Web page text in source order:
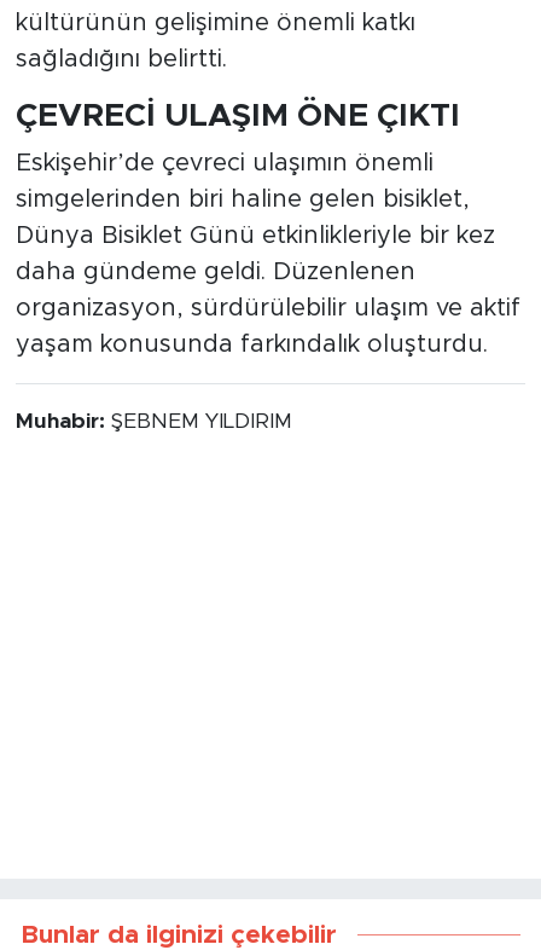
kültürünün gelişimine önemli katkı
sağladığını belirtti.
ÇEVRECİ ULAŞIM ÖNE ÇIKTI
Eskişehir’de çevreci ulaşımın önemli
simgelerinden biri haline gelen bisiklet,
Dünya Bisiklet Günü etkinlikleriyle bir kez
daha gündeme geldi. Düzenlenen
organizasyon, sürdürülebilir ulaşım ve aktif
yaşam konusunda farkındalık oluşturdu.
Muhabir: ŞEBNEM YILDIRIM
Bunlar da ilginizi çekebilir